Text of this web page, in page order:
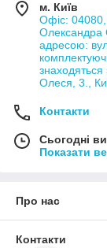
м. Київ
Офіс: 04080,
Олександра
адресою:
Олеся, 3.,
Контакти
Сьогодні
Показати
Про нас
Контакти